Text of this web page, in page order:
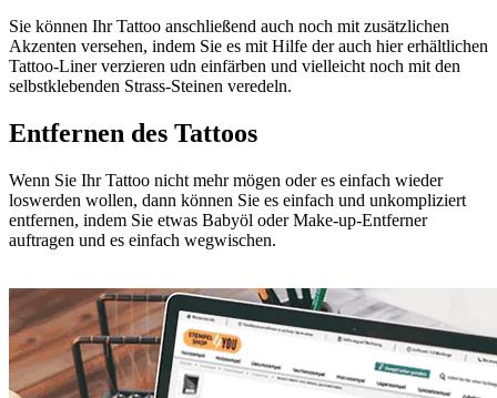
Sie können Ihr Tattoo anschließend auch noch mit zusätzlichen
Akzenten versehen, indem Sie es mit Hilfe der auch hier erhältlichen
Tattoo-Liner verzieren udn einfärben und vielleicht noch mit den
selbstklebenden Strass-Steinen veredeln.
Entfernen des Tattoos
Wenn Sie Ihr Tattoo nicht mehr mögen oder es einfach wieder
loswerden wollen, dann können Sie es einfach und unkompliziert
entfernen, indem Sie etwas Babyöl oder Make-up-Entferner
auftragen und es einfach wegwischen.